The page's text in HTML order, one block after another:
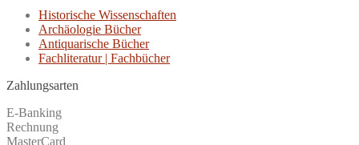
Historische Wissenschaften
Archäologie Bücher
Antiquarische Bücher
Fachliteratur | Fachbücher
Zahlungsarten
E-Banking
Rechnung
MasterCard